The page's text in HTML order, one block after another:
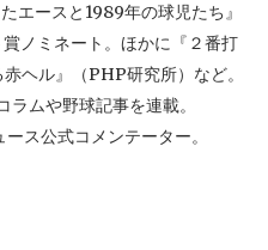
エースと1989年の球児たち』
ノミネート。ほかに『２番打
ヘル』（PHP研究所）など。
ムや野球記事を連載。
ス公式コメンテーター。